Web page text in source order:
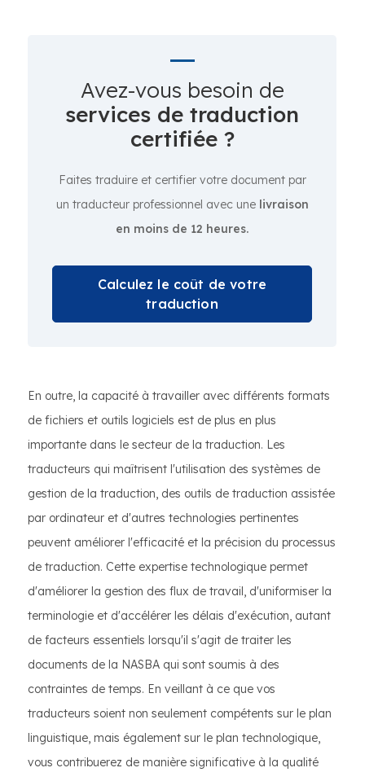
Avez-vous besoin de
services de traduction
certifiée ?
Faites traduire et certifier votre document par
un traducteur professionnel avec une livraison
en moins de 12 heures.
Calculez le coût de votre
traduction
En outre, la capacité à travailler avec différents formats
de fichiers et outils logiciels est de plus en plus
importante dans le secteur de la traduction. Les
traducteurs qui maîtrisent l'utilisation des systèmes de
gestion de la traduction, des outils de traduction assistée
par ordinateur et d'autres technologies pertinentes
peuvent améliorer l'efficacité et la précision du processus
de traduction. Cette expertise technologique permet
d'améliorer la gestion des flux de travail, d'uniformiser la
terminologie et d'accélérer les délais d'exécution, autant
de facteurs essentiels lorsqu'il s'agit de traiter les
documents de la NASBA qui sont soumis à des
contraintes de temps. En veillant à ce que vos
traducteurs soient non seulement compétents sur le plan
linguistique, mais également sur le plan technologique,
vous contribuerez de manière significative à la qualité